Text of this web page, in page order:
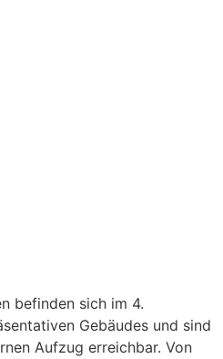
befinden sich im 4.
Gebäudes und sind
Aufzug erreichbar. Von